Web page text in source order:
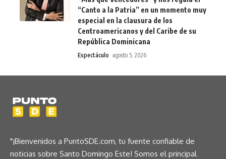
“Canto a la Patria” en un momento muy
especial en la clausura de los
Centroamericanos y del Caribe de su
República Dominicana
Espectáculo agosto 5, 2026
"¡Bienvenidos a PuntoSDE.com, tu fuente confiable de
noticias sobre Santo Domingo Este! Somos el principal